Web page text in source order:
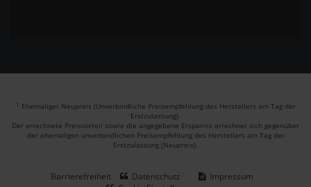
1 Ehemaliger Neupreis (Unverbindliche Preisempfehlung des Herstellers am Tag der
Erstzulassung).
Der errechnete Preisvorteil sowie die angegebene Ersparnis errechnet sich gegenüber
der ehemaligen unverbindlichen Preisempfehlung des Herstellers am Tag der
Erstzulassung (Neupreis).
Barrierefreiheit Datenschutz
Impressum